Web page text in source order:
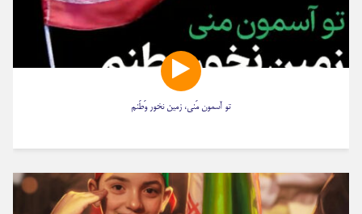
تو آسمون مَنی، زمین نخور وَطَنم